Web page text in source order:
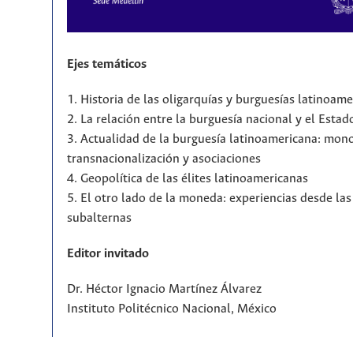
Ejes temáticos
1. Historia de las oligarquías y burguesías
2. La relación entre la burguesía nacional y el
3. Actualidad de la burguesía latinoamericana:
transnacionalización y asociaciones
4. Geopolítica de las élites latinoamericanas
5. El otro lado de la moneda: experiencias desde
subalternas
Editor invitado
Dr. Héctor Ignacio Martínez Álvarez
Instituto Politécnico Nacional, México